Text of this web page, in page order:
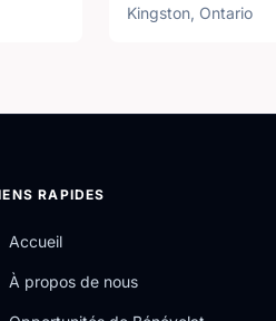
Kingston, Ontario
RAPIDES
Accueil
À propos de nous